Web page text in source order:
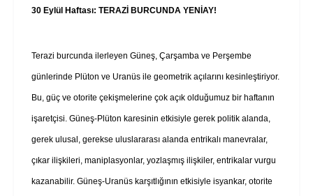
30 Eylül Haftası: TERAZİ BURCUNDA YENİAY!
Terazi burcunda ilerleyen Güneş, Çarşamba ve Perşembe
günlerinde Plüton ve Uranüs ile geometrik açılarını kesinleştiriyor.
Bu, güç ve otorite çekişmelerine çok açık olduğumuz bir haftanın
işaretçisi. Güneş-Plüton karesinin etkisiyle gerek politik alanda,
gerek ulusal, gerekse uluslararası alanda entrikalı manevralar,
çıkar ilişkileri, maniplasyonlar, yozlaşmış ilişkiler, entrikalar vurgu
kazanabilir. Güneş-Uranüs karşıtlığının etkisiyle isyankar, otorite